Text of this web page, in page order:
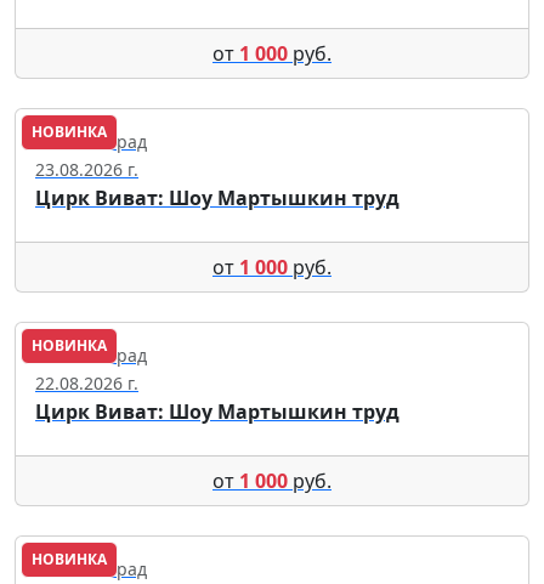
от 1 000 руб.
НОВИНКА
Калининград
23.08.2026 г.
Цирк Виват: Шоу Мартышкин труд
от 1 000 руб.
НОВИНКА
Калининград
22.08.2026 г.
Цирк Виват: Шоу Мартышкин труд
от 1 000 руб.
НОВИНКА
Калининград